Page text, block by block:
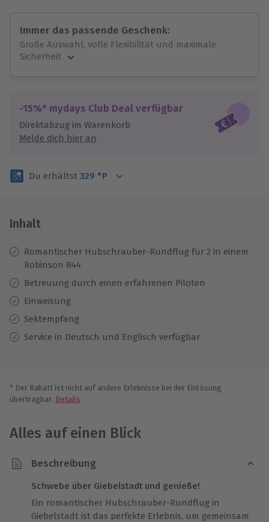
Immer das passende Geschenk:
Große Auswahl, volle Flexibilität und maximale
Sicherheit
Jeder Gutschein für alle Erlebnisse einlösbar.
Maximale Sicherheit
3 Jahre gültig & verlängerbar.
-15%* mydays Club Deal verfügbar
Direktabzug im Warenkorb
Melde dich hier an
Du erhältst 329 °P
Inhalt
Romantischer Hubschrauber-Rundflug für 2 in einem
Robinson R44
Betreuung durch einen erfahrenen Piloten
Einweisung
Sektempfang
Service in Deutsch und Englisch verfügbar
* Der Rabatt ist nicht auf andere Erlebnisse bei der Einlösung
übertragbar. Details
Alles auf einen Blick
Beschreibung
Schwebe über Giebelstadt und genieße!
Ein romantischer Hubschrauber-Rundflug in
Giebelstadt ist das perfekte Erlebnis, um gemeinsam